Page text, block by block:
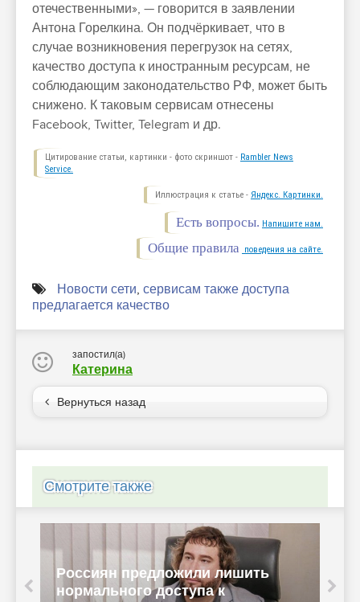
отечественными», — говорится в заявлении
Антона Горелкина. Он подчёркивает, что в
случае возникновения перегрузок на сетях,
качество доступа к иностранным ресурсам, не
соблюдающим законодательство РФ, может быть
снижено. К таковым сервисам отнесены
Facebook, Twitter, Telegram и др.
Цитирование статьи, картинки - фото скриншот - Rambler News
Service.
Иллюстрация к статье - Яндекс. Картинки.
Есть вопросы. Напишите нам.
Общие правила поведения на сайте.
Новости сети, сервисам также доступа
предлагается качество
запостил(а)
Катерина
Вернуться назад
Смотрите также
Россиян предложили лишить
нормального доступа к